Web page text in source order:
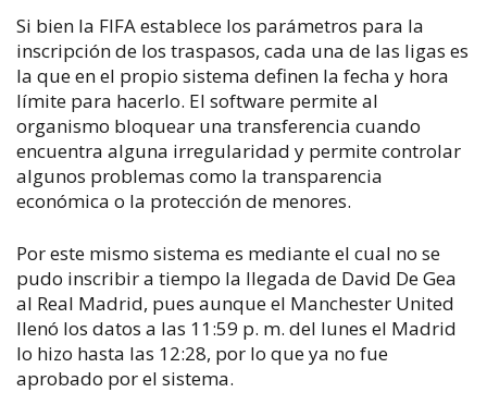
Si bien la FIFA establece los parámetros para la
inscripción de los traspasos, cada una de las ligas es
la que en el propio sistema definen la fecha y hora
límite para hacerlo. El software permite al
organismo bloquear una transferencia cuando
encuentra alguna irregularidad y permite controlar
algunos problemas como la transparencia
económica o la protección de menores.
Por este mismo sistema es mediante el cual no se
pudo inscribir a tiempo la llegada de David De Gea
al Real Madrid, pues aunque el Manchester United
llenó los datos a las 11:59 p. m. del lunes el Madrid
lo hizo hasta las 12:28, por lo que ya no fue
aprobado por el sistema.